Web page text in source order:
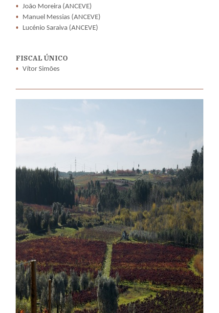
João Moreira (ANCEVE)
Manuel Messias (ANCEVE)
Lucénio Saraiva (ANCEVE)
FISCAL ÚNICO
Vítor Simões